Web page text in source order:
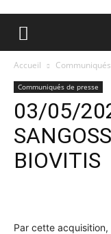
Accueil
Communiqués de presse
03/05/
BIOVITIS
Par cette